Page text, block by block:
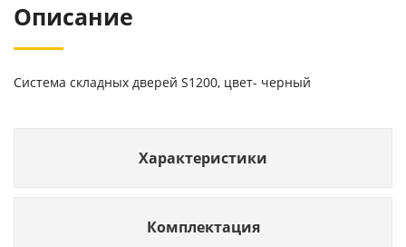
Описание
Система складных дверей S1200, цвет- черный
Характеристики
Комплектация